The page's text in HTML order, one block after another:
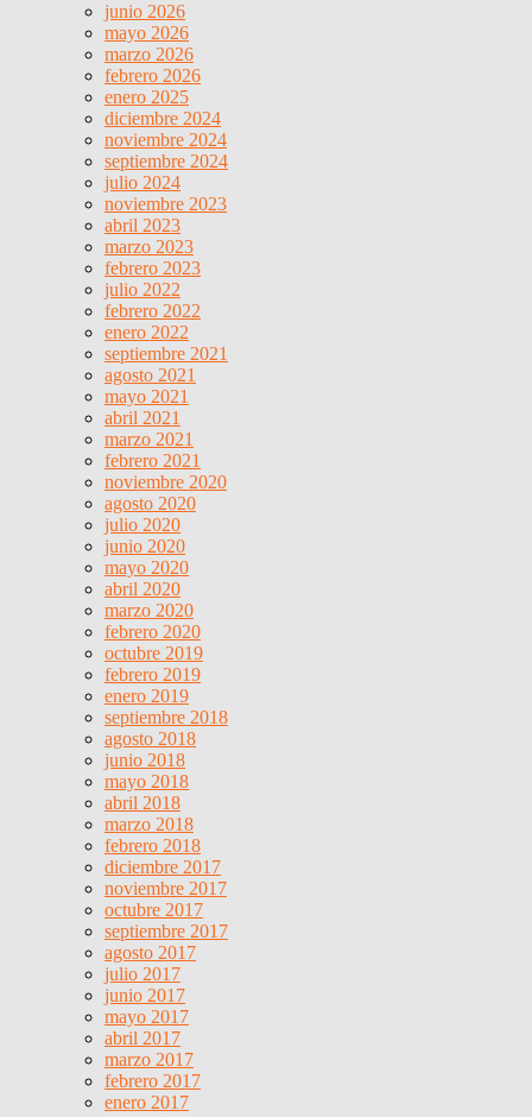
junio 2026
mayo 2026
marzo 2026
febrero 2026
enero 2025
diciembre 2024
noviembre 2024
septiembre 2024
julio 2024
noviembre 2023
abril 2023
marzo 2023
febrero 2023
julio 2022
febrero 2022
enero 2022
septiembre 2021
agosto 2021
mayo 2021
abril 2021
marzo 2021
febrero 2021
noviembre 2020
agosto 2020
julio 2020
junio 2020
mayo 2020
abril 2020
marzo 2020
febrero 2020
octubre 2019
febrero 2019
enero 2019
septiembre 2018
agosto 2018
junio 2018
mayo 2018
abril 2018
marzo 2018
febrero 2018
diciembre 2017
noviembre 2017
octubre 2017
septiembre 2017
agosto 2017
julio 2017
junio 2017
mayo 2017
abril 2017
marzo 2017
febrero 2017
enero 2017